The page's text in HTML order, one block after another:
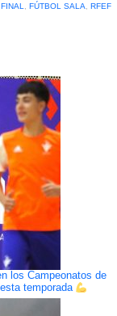
FÚTBOL SALA RFEF
los Campeonatos de
temporada